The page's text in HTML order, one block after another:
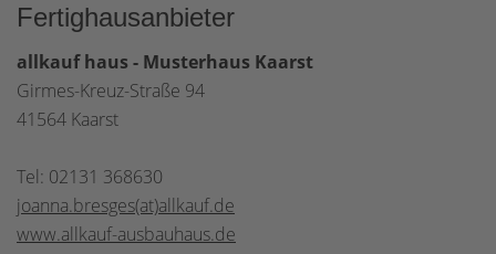
Fertighausanbieter
allkauf haus - Musterhaus Kaarst
Girmes-Kreuz-Straße 94
41564 Kaarst
Tel: 02131 368630
joanna.bresges(at)allkauf.de
www.allkauf-ausbauhaus.de